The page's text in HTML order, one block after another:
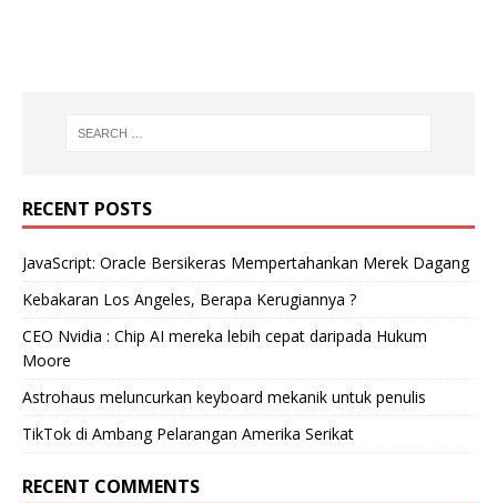
RECENT POSTS
JavaScript: Oracle Bersikeras Mempertahankan Merek Dagang
Kebakaran Los Angeles, Berapa Kerugiannya ?
CEO Nvidia : Chip AI mereka lebih cepat daripada Hukum
Moore
Astrohaus meluncurkan keyboard mekanik untuk penulis
TikTok di Ambang Pelarangan Amerika Serikat
RECENT COMMENTS